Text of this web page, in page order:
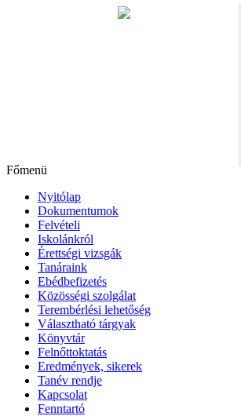
Főmenü
Nyitólap
Dokumentumok
Felvételi
Iskolánkról
Érettségi vizsgák
Tanáraink
Ebédbefizetés
Közösségi szolgálat
Terembérlési lehetőség
Választható tárgyak
Könyvtár
Felnőttoktatás
Eredmények, sikerek
Tanév rendje
Kapcsolat
Fenntartó